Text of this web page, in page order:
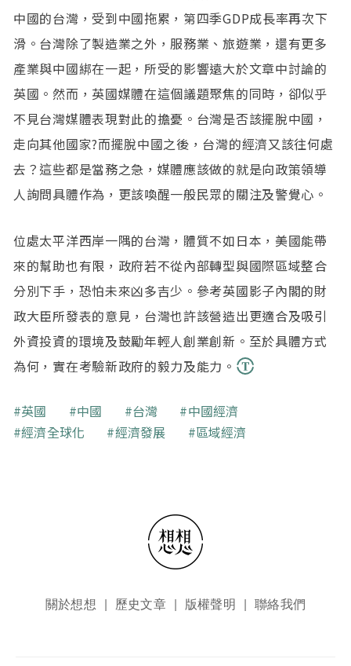
中國的台灣，受到中國拖累，第四季GDP成長率再次下
滑。台灣除了製造業之外，服務業、旅遊業，還有更多
產業與中國綁在一起，所受的影響遠大於文章中討論的
英國。然而，英國媒體在這個議題聚焦的同時，卻似乎
不見台灣媒體表現對此的擔憂。台灣是否該擺脫中國，
走向其他國家?而擺脫中國之後，台灣的經濟又該往何處
去？這些都是當務之急，媒體應該做的就是向政策領導
人詢問具體作為，更該喚醒一般民眾的關注及警覺心。
位處太平洋西岸一隅的台灣，體質不如日本，美國能帶
來的幫助也有限，政府若不從內部轉型與國際區域整合
分別下手，恐怕未來凶多吉少。參考英國影子內閣的財
政大臣所發表的意見，台灣也許該營造出更適合及吸引
外資投資的環境及鼓勵年輕人創業創新。至於具體方式
為何，實在考驗新政府的毅力及能力。
關鍵字
英國 中國 台灣
中國經濟
經濟全球化
經濟發展 區域經濟
頁尾選單關於想想 歷史文章 版權聲明 聯絡我們